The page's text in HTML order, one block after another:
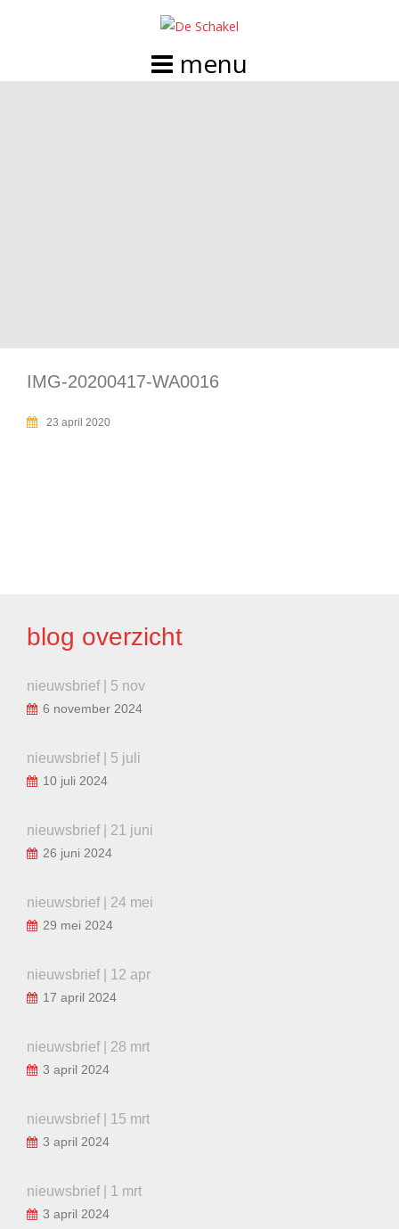
IMG-20200417-WA0016
23 april 2020
blog overzicht
nieuwsbrief | 5 nov
6 november 2024
nieuwsbrief | 5 juli
10 juli 2024
nieuwsbrief | 21 juni
26 juni 2024
nieuwsbrief | 24 mei
29 mei 2024
nieuwsbrief | 12 apr
17 april 2024
nieuwsbrief | 28 mrt
3 april 2024
nieuwsbrief | 15 mrt
3 april 2024
nieuwsbrief | 1 mrt
3 april 2024